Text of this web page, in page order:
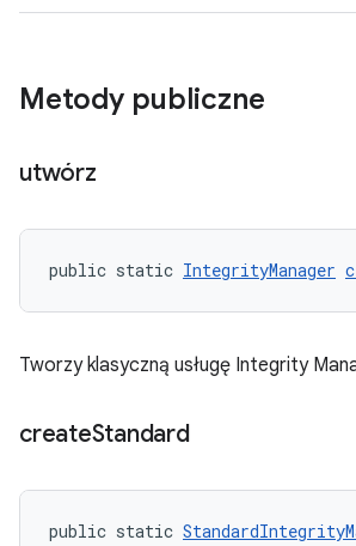
Metody publiczne
utwórz
public static IntegrityManager
Tworzy klasyczną usługę Integrity
createStandard
public static